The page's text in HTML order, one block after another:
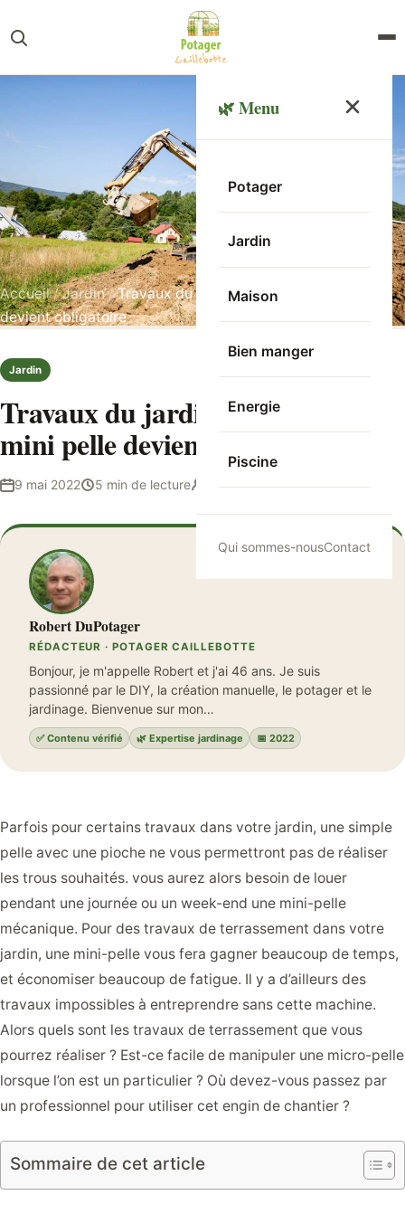
🌿 Menu
Potager
Jardin
Maison
Bien manger
Energie
Piscine
Qui sommes-nousContact
Accueil / Jardin/ Travaux du jardin : quand la mini pelle
devient obligatoire
Jardin
Travaux du jardin : quand la
mini pelle devient obligatoire
9 mai 2022 5 min de lecture Robert DuPotager
Robert DuPotager
RÉDACTEUR · POTAGER CAILLEBOTTE
Bonjour, je m'appelle Robert et j'ai 46 ans. Je suis
passionné par le DIY, la création manuelle, le potager et le
jardinage. Bienvenue sur mon…
✅ Contenu vérifié 🌿 Expertise jardinage 📅 2022
Parfois pour certains travaux dans votre jardin, une simple
pelle avec une pioche ne vous permettront pas de réaliser
les trous souhaités. vous aurez alors besoin de louer
pendant une journée ou un week-end une mini-pelle
mécanique. Pour des travaux de terrassement dans votre
jardin, une mini-pelle vous fera gagner beaucoup de temps,
et économiser beaucoup de fatigue. Il y a d’ailleurs des
travaux impossibles à entreprendre sans cette machine.
Alors quels sont les travaux de terrassement que vous
pourrez réaliser ? Est-ce facile de manipuler une micro-pelle
lorsque l’on est un particulier ? Où devez-vous passez par
un professionnel pour utiliser cet engin de chantier ?
Sommaire de cet article